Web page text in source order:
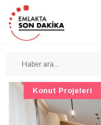
Konut Projeleri